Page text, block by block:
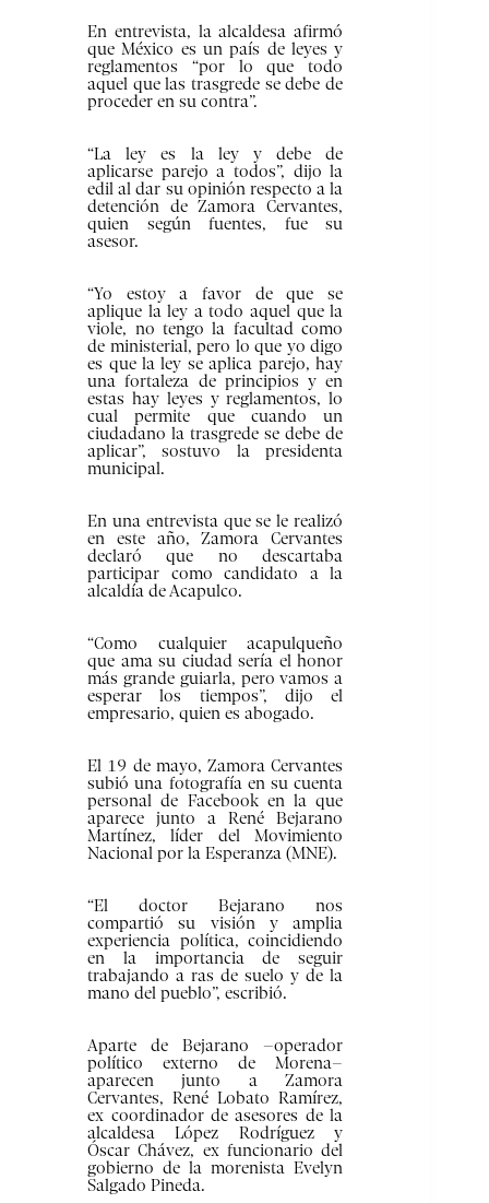
En entrevista, la alcaldesa afirmó
que México es un país de leyes y
reglamentos “por lo que todo
aquel que las trasgrede se debe de
proceder en su contra”.
“La ley es la ley y debe de
aplicarse parejo a todos”, dijo la
edil al dar su opinión respecto a la
detención de Zamora Cervantes,
quien según fuentes, fue su
asesor.
“Yo estoy a favor de que se
aplique la ley a todo aquel que la
viole, no tengo la facultad como
de ministerial, pero lo que yo digo
es que la ley se aplica parejo, hay
una fortaleza de principios y en
estas hay leyes y reglamentos, lo
cual permite que cuando un
ciudadano la trasgrede se debe de
aplicar”, sostuvo la presidenta
municipal.
En una entrevista que se le realizó
en este año, Zamora Cervantes
declaró que no descartaba
participar como candidato a la
alcaldía de Acapulco.
“Como cualquier acapulqueño
que ama su ciudad sería el honor
más grande guiarla, pero vamos a
esperar los tiempos”, dijo el
empresario, quien es abogado.
El 19 de mayo, Zamora Cervantes
subió una fotografía en su cuenta
personal de Facebook en la que
aparece junto a René Bejarano
Martínez, líder del Movimiento
Nacional por la Esperanza (MNE).
“El doctor Bejarano nos
compartió su visión y amplia
experiencia política, coincidiendo
en la importancia de seguir
trabajando a ras de suelo y de la
mano del pueblo”, escribió.
Aparte de Bejarano –operador
político externo de Morena–
aparecen junto a Zamora
Cervantes, René Lobato Ramírez,
ex coordinador de asesores de la
alcaldesa López Rodríguez y
Óscar Chávez, ex funcionario del
gobierno de la morenista Evelyn
Salgado Pineda.